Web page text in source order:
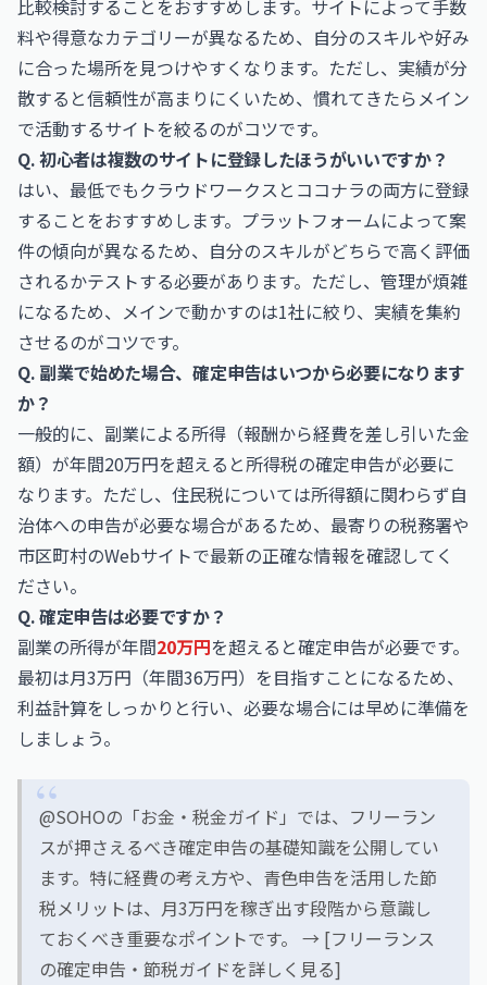
比較検討することをおすすめします。サイトによって手数
料や得意なカテゴリーが異なるため、自分のスキルや好み
に合った場所を見つけやすくなります。ただし、実績が分
散すると信頼性が高まりにくいため、慣れてきたらメイン
で活動するサイトを絞るのがコツです。
Q. 初心者は複数のサイトに登録したほうがいいですか？
はい、最低でもクラウドワークスとココナラの両方に登録
することをおすすめします。プラットフォームによって案
件の傾向が異なるため、自分のスキルがどちらで高く評価
されるかテストする必要があります。ただし、管理が煩雑
になるため、メインで動かすのは1社に絞り、実績を集約
させるのがコツです。
Q. 副業で始めた場合、確定申告はいつから必要になります
か？
一般的に、副業による所得（報酬から経費を差し引いた金
額）が年間20万円を超えると所得税の確定申告が必要に
なります。ただし、住民税については所得額に関わらず自
治体への申告が必要な場合があるため、最寄りの税務署や
市区町村のWebサイトで最新の正確な情報を確認してく
ださい。
Q. 確定申告は必要ですか？
副業の所得が年間20万円を超えると確定申告が必要です。
最初は月3万円（年間36万円）を目指すことになるため、
利益計算をしっかりと行い、必要な場合には早めに準備を
しましょう。
@SOHOの「お金・税金ガイド」では、フリーラン
スが押さえるべき確定申告の基礎知識を公開してい
ます。特に経費の考え方や、青色申告を活用した節
税メリットは、月3万円を稼ぎ出す段階から意識し
ておくべき重要なポイントです。 → [フリーランス
の確定申告・節税ガイドを詳しく見る]